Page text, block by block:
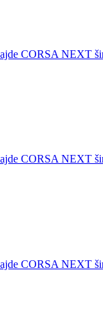
CORSA NEXT
CORSA NEXT
CORSA NEXT